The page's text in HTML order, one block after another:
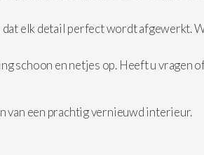
elk detail perfect wordt afgewerkt.
schoon en netjes op. Heeft u vragen
van een prachtig vernieuwd interieur.